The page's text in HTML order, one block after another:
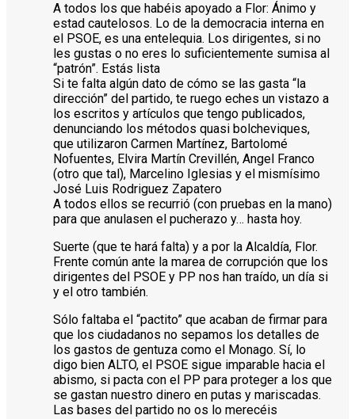
A todos los que habéis apoyado a Flor: Ánimo y
estad cautelosos. Lo de la democracia interna en
el PSOE, es una entelequia. Los dirigentes, si no
les gustas o no eres lo suficientemente sumisa al
“patrón”. Estás lista
Si te falta algún dato de cómo se las gasta “la
dirección” del partido, te ruego eches un vistazo a
los escritos y artículos que tengo publicados,
denunciando los métodos quasi bolcheviques,
que utilizaron Carmen Martínez, Bartolomé
Nofuentes, Elvira Martín Crevillén, Angel Franco
(otro que tal), Marcelino Iglesias y el mismísimo
José Luis Rodriguez Zapatero
A todos ellos se recurrió (con pruebas en la mano)
para que anulasen el pucherazo y… hasta hoy.
Suerte (que te hará falta) y a por la Alcaldía, Flor.
Frente común ante la marea de corrupción que los
dirigentes del PSOE y PP nos han traído, un día si
y el otro también.
Sólo faltaba el “pactito” que acaban de firmar para
que los ciudadanos no sepamos los detalles de
los gastos de gentuza como el Monago. Sí, lo
digo bien ALTO, el PSOE sigue imparable hacia el
abismo, si pacta con el PP para proteger a los que
se gastan nuestro dinero en putas y mariscadas.
Las bases del partido no os lo merecéis